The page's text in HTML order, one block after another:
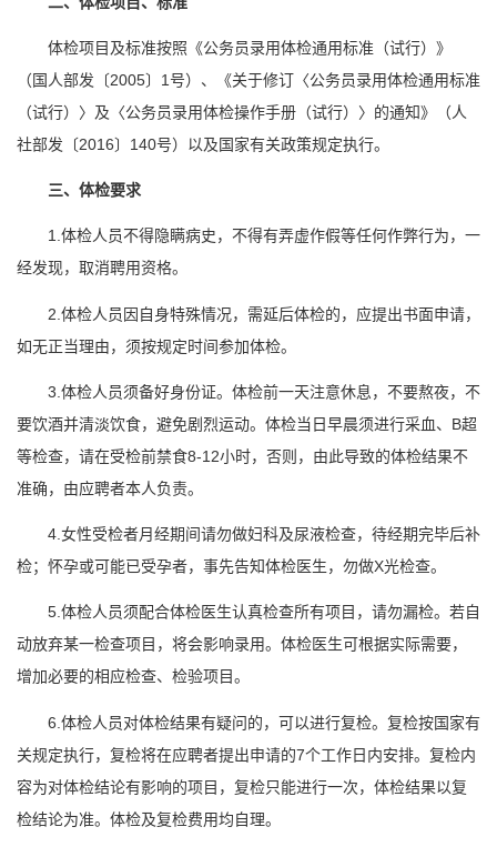
体检项目及标准按照《公务员录用体检通用标准（试行）》
（国人部发〔2005〕1号）、《关于修订〈公务员录用体检通用标准
（试行）〉及〈公务员录用体检操作手册（试行）〉的通知》（人
社部发〔2016〕140号）以及国家有关政策规定执行。
三、体检要求
1.体检人员不得隐瞒病史，不得有弄虚作假等任何作弊行为，一
经发现，取消聘用资格。
2.体检人员因自身特殊情况，需延后体检的，应提出书面申请，
如无正当理由，须按规定时间参加体检。
3.体检人员须备好身份证。体检前一天注意休息，不要熬夜，不
要饮酒并清淡饮食，避免剧烈运动。体检当日早晨须进行采血、B超
等检查，请在受检前禁食8-12小时，否则，由此导致的体检结果不
准确，由应聘者本人负责。
4.女性受检者月经期间请勿做妇科及尿液检查，待经期完毕后补
检；怀孕或可能已受孕者，事先告知体检医生，勿做X光检查。
5.体检人员须配合体检医生认真检查所有项目，请勿漏检。若自
动放弃某一检查项目，将会影响录用。体检医生可根据实际需要，
增加必要的相应检查、检验项目。
6.体检人员对体检结果有疑问的，可以进行复检。复检按国家有
关规定执行，复检将在应聘者提出申请的7个工作日内安排。复检内
容为对体检结论有影响的项目，复检只能进行一次，体检结果以复
检结论为准。体检及复检费用均自理。